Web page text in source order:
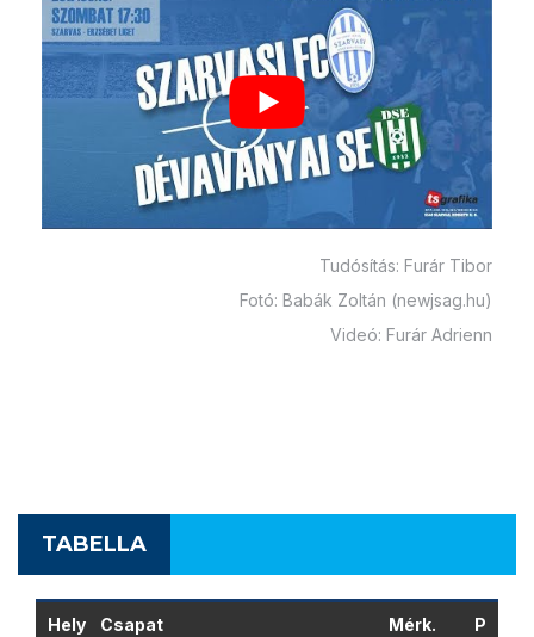
Tudósítás: Furár Tibor
Fotó: Babák Zoltán (newjsag.hu)
Videó: Furár Adrienn
TABELLA
Hely Csapat Mérk. P